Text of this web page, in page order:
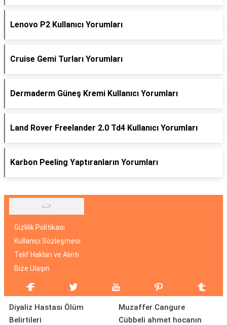
Lenovo P2 Kullanıcı Yorumları
Cruise Gemi Turları Yorumları
Dermaderm Güneş Kremi Kullanıcı Yorumları
Land Rover Freelander 2.0 Td4 Kullanıcı Yorumları
Karbon Peeling Yaptıranların Yorumları
Gizlilik Politikası
Kullanıcı Sözleşmesi
Telif Hakları ve Alıntı
Bize Ulaşın
Diyaliz Hastası Ölüm
Belirtileri
Muzaffer Cangure
Cübbeli ahmet hocanın